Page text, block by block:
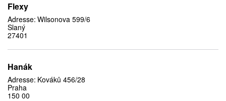
Flexy
Adresse: Wilsonova 599/6
Slaný
27401
Hanák
Adresse: Kováků 456/28
Praha
150 00